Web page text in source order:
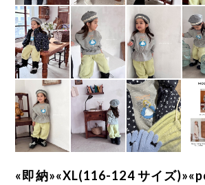
«即納»«XL(116-124 サイズ